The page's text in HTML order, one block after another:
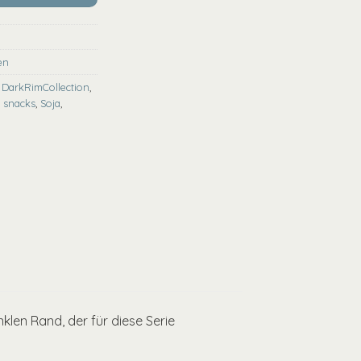
DarkRimCollection
snacks Soja
Rand, der für diese Serie